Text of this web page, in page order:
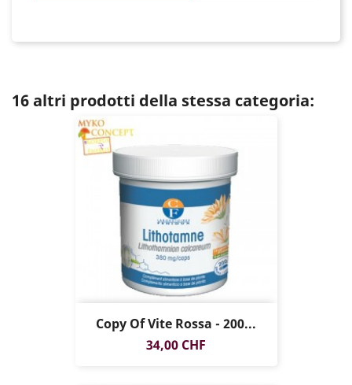
16 altri prodotti della stessa categoria:
Copy Of Vite Rossa - 200...
Prezzo
34,00 CHF